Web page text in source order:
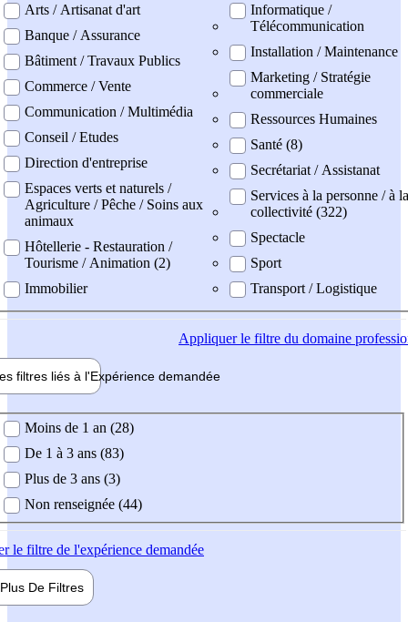
Arts / Artisanat d'art
Banque / Assurance
Bâtiment / Travaux Publics
Commerce / Vente
Communication / Multimédia
Conseil / Etudes
Direction d'entreprise
Espaces verts et naturels /
Agriculture / Pêche / Soins aux
animaux
Hôtellerie - Restauration /
Tourisme / Animation (2)
Immobilier
Informatique /
Télécommunication
Installation / Maintenance
Marketing / Stratégie
commerciale
Ressources Humaines
Santé (8)
Secrétariat / Assistanat
Services à la personne / à la
collectivité (322)
Spectacle
Sport
Transport / Logistique
Appliquerle filtre du domaine
filtres liés à l'Expérience demandée
demandée
Moins de 1 an (28)
De 1 à 3 ans (83)
Plus de 3 ans (3)
Non renseignée (44)
le filtre de l'expérience demandée
Plus De Filtres